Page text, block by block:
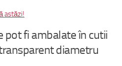
astăzi!
pot fi ambalate în cutii
diametru